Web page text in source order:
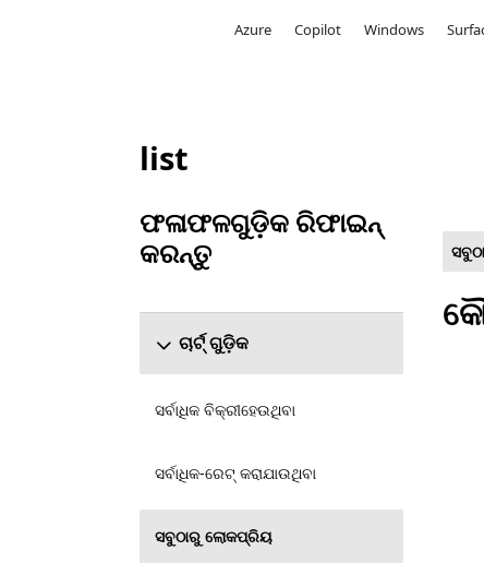
Azure Copilot Windows
Microsoft.com ତାଲିକାଭୁକ୍ତ କରନ୍ତୁ
list
ଫଳାଫଳଗୁଡ଼ିକ ରିଫାଇନ୍
କରନ୍ତୁ
ଫଳାଫଳଗୁଡ଼ିକ ରିଫାଇନ୍ କରନ୍ତୁ ବିଭାଗକୁ ସ୍କିପ୍ କରନ୍ତୁ
ଚାର୍ଟ୍ ଗୁଡ଼ିକ
ସର୍ବାଧିକ ବିକ୍ରୀହେଉଥିବା
ସର୍ବାଧିକ-ରେଟ୍ କରାଯାଉଥିବା
ସବୁଠାରୁ ଲୋକପ୍ରିୟ